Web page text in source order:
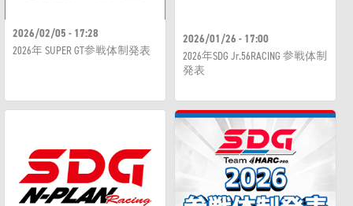
2026/02/05 - 17:28
2026年 SUPER GT参戦体制発表
2026/01/26 - 17:00
2026年SDG Jr.56RACING 参戦体制
発表